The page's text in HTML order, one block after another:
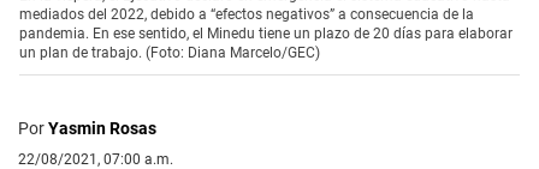
mediados del 2022, debido a “efectos negativos” a consecuencia de la
pandemia. En ese sentido, el Minedu tiene un plazo de 20 días para elaborar
un plan de trabajo. (Foto: Diana Marcelo/GEC)
PorYasmin Rosas
22/08/2021, 07:00 a.m.